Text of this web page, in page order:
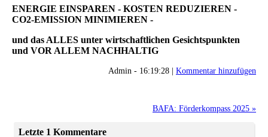
ENERGIE EINSPAREN - KOSTEN REDUZIEREN -
CO2-EMISSION MINIMIEREN -
und das ALLES unter wirtschaftlichen Gesichtspunkten
und VOR ALLEM NACHHALTIG
Admin - 16:19:28 | Kommentar hinzufügen
BAFA: Förderkompass 2025 »
Letzte 1 Kommentare